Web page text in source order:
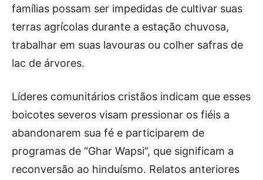
famílias possam ser impedidas de cultivar suas
terras agrícolas durante a estação chuvosa,
trabalhar em suas lavouras ou colher safras de
lac de árvores.
Líderes comunitários cristãos indicam que esses
boicotes severos visam pressionar os fiéis a
abandonarem sua fé e participarem de
programas de “Ghar Wapsi”, que significam a
reconversão ao hinduísmo. Relatos anteriores